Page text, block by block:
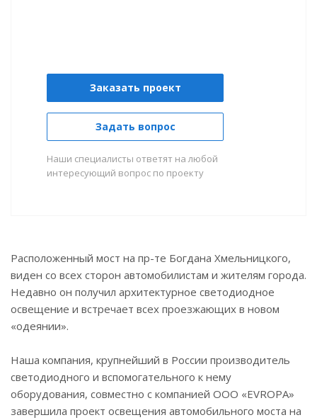
Заказать проект
Задать вопрос
Наши специалисты ответят на любой
интересующий вопрос по проекту
Расположенный мост на пр-те Богдана Хмельницкого,
виден со всех сторон автомобилистам и жителям города.
Недавно он получил архитектурное светодиодное
освещение и встречает всех проезжающих в новом
«одеянии».
Наша компания, крупнейший в России производитель
светодиодного и вспомогательного к нему
оборудования, совместно с компанией ООО «EVROPA»
завершила проект освещения автомобильного моста на